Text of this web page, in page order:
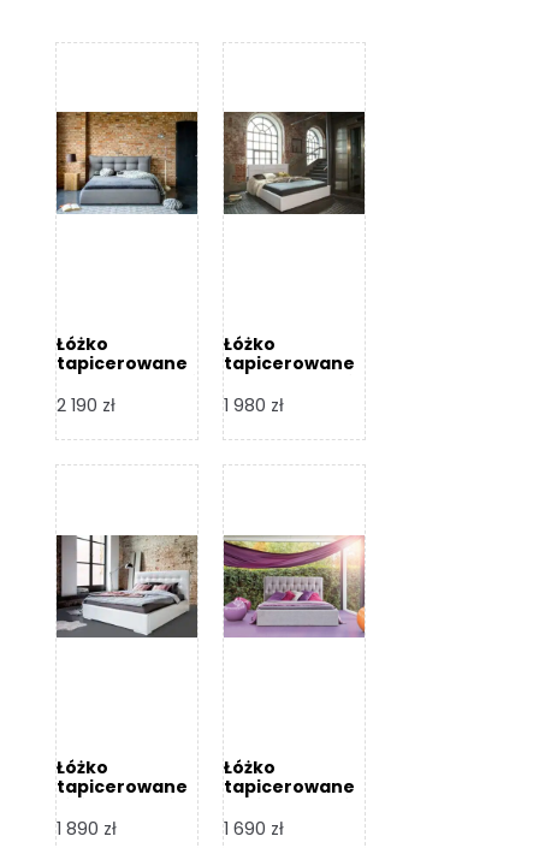
Łóżko
tapicerowane
Design
2 190 zł
Łóżko
tapicerowane
Design
1 980 zł
Łóżko
tapicerowane
Design
1 890 zł
Łóżko
tapicerowane
Design
1 690 zł